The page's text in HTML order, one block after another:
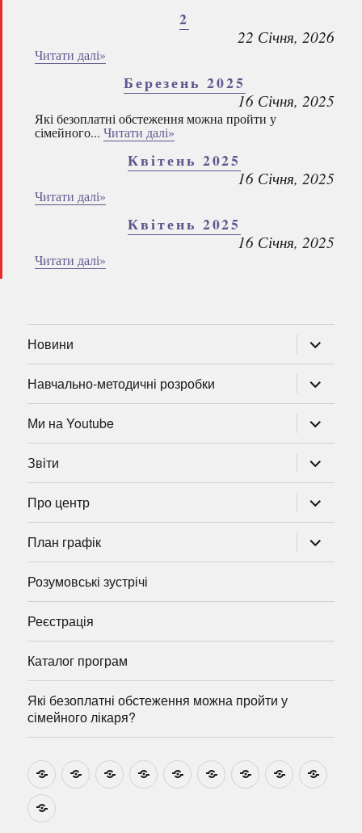
2
22 Січня, 2026
Читати далі»
Березень 2025
16 Січня, 2025
Які безоплатні обстеження можна пройти у
сімейного... Читати далі»
Квітень 2025
16 Січня, 2025
Читати далі»
Квітень 2025
16 Січня, 2025
Читати далі»
Новини
підменю
Навчально-методичні розробки
підменю
Ми на Youtube
підменю
Звіти
підменю
Про центр
підменю
План графік
підменю
Розумовські зустрічі
Реєстрація
Каталог програм
Які безоплатні обстеження можна пройти у
сімейного лікаря?
НовиниНавчально-
методичні
Ми
на
Звіти Про
центр
План
графік
Розумовські
зустрічі
Реєстрація
Які
безоплатні